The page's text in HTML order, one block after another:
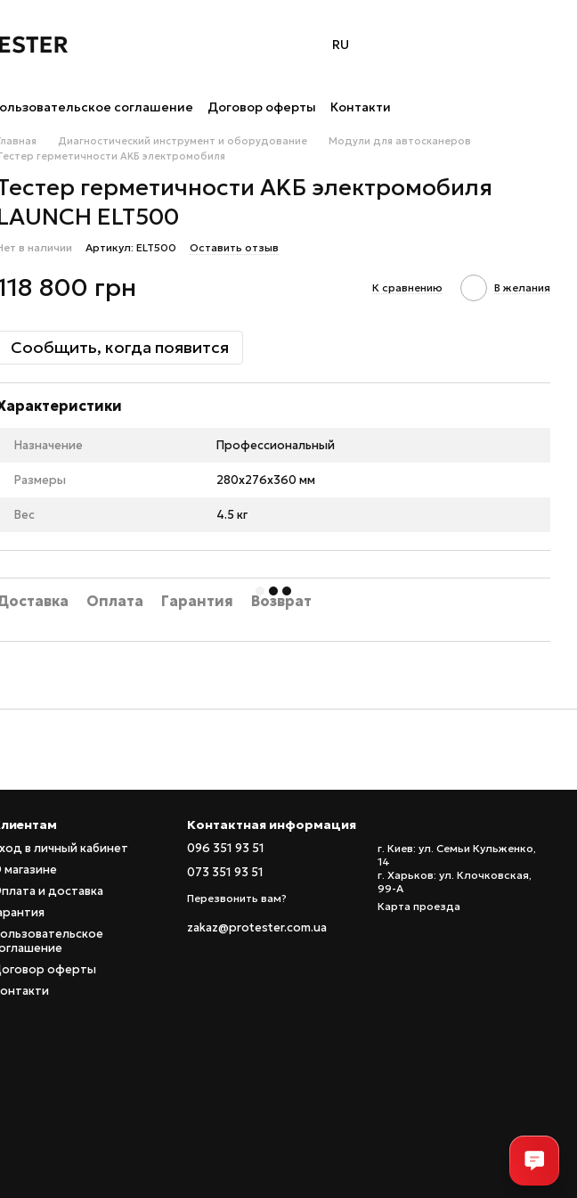
RU
соглашение Договор оферты Контакти
Диагностический инструмент и оборудование
Модули для автосканеров
гepмeтичнocти AKБ элeктpoмoбиля
гepмeтичнocти AKБ элeктpoмoбиля
ELT500
в наличии Артикул: ELT500 Оставить отзыв
800 грн К сравнению В желания
Сообщить, когда появится
Назначение Профессиональный
Размеры 280x276x360 мм
Вес 4.5 кг
Оплата Гарантия Возврат
в личный кабинет
и доставка
оферты
Контактная информация
096 351 93 51
073 351 93 51
Перезвонить вам?
zakaz@protester.com.ua
г. Киев: ул. Семьи Кульженко,
14
г. Харьков: ул. Клочковская,
99-А
Карта проезда